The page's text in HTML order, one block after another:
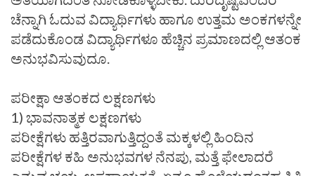
ಚೆನ್ನಾಗಿ ಓದುವ ವಿದ್ಯಾರ್ಥಿಗಳು ಹಾಗೂ ಉತ್ತಮ ಅಂಕಗಳನ್ನೇ
ಪಡೆದುಕೊಂಡ ವಿದ್ಯಾರ್ಥಿಗಳೂ ಹೆಚ್ಚಿನ ಪ್ರಮಾಣದಲ್ಲಿ ಆತಂಕ
ಅನುಭವಿಸುವುದೂ.
ಪರೀಕ್ಷಾ ಆತಂಕದ ಲಕ್ಷಣಗಳು
1) ಭಾವನಾತ್ಮಕ ಲಕ್ಷಣಗಳು
ಪರೀಕ್ಷೆಗಳು ಹತ್ತಿರವಾಗುತ್ತಿದ್ದಂತೆ ಮಕ್ಕಳಲ್ಲಿ ಹಿಂದಿನ
ಪರೀಕ್ಷೆಗಳ ಕಹಿ ಅನುಭವಗಳ ನೆನಪು, ಮತ್ತೆ ಫೇಲಾದರೆ